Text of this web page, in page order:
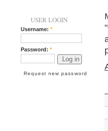
USER LOGIN
Username: *
Password: *
Request new password